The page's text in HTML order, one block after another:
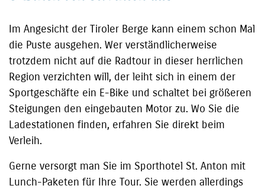
Im Angesicht der Tiroler Berge kann einem schon Mal
die Puste ausgehen. Wer verständlicherweise
trotzdem nicht auf die Radtour in dieser herrlichen
Region verzichten will, der leiht sich in einem der
Sportgeschäfte ein E-Bike und schaltet bei größeren
Steigungen den eingebauten Motor zu. Wo Sie die
Ladestationen finden, erfahren Sie direkt beim
Verleih.
Gerne versorgt man Sie im Sporthotel St. Anton mit
Lunch-Paketen für Ihre Tour. Sie werden allerdings